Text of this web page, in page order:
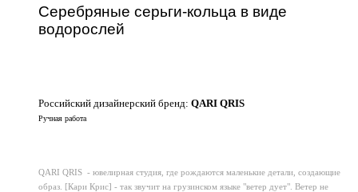
Серебряные серьги-кольца в виде
водорослей
Российский дизайнерский бренд: QARI QRIS
Ручная работа
QARI QRIS - ювелирная студия, где рождаются маленькие детали, создающие
образ. [Кари Крис] - так звучит на грузинском языке "ветер дует". Ветер не